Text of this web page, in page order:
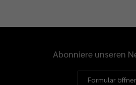
Abonniere unseren
Formular